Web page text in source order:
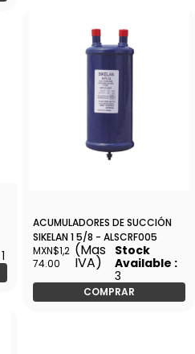
1
ACUMULADORES DE SUCCIÓN
SIKELAN 1 5/8 - ALSCRF005
MXN$1,2
74.00
(Mas
IVA)
Stock
Available :
3
COMPRAR